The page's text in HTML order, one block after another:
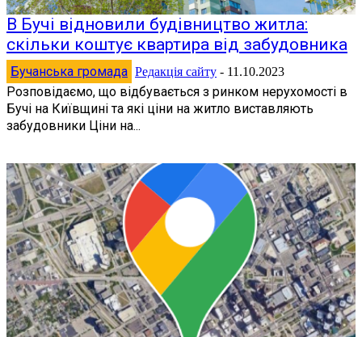
В Бучі відновили будівництво житла:
скільки коштує квартира від забудовника
Бучанська громада Редакція сайту - 11.10.2023
Розповідаємо, що відбувається з ринком нерухомості в
Бучі на Київщині та які ціни на житло виставляють
забудовники Ціни на...